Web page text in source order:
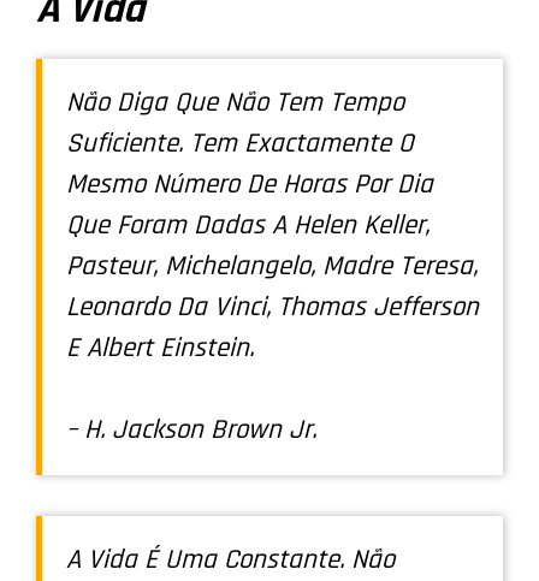
Não Diga Que Não Tem Tempo
Suficiente. Tem Exactamente O
Mesmo Número De Horas Por Dia
Que Foram Dadas A Helen Keller,
Pasteur, Michelangelo, Madre Teresa,
Leonardo Da Vinci, Thomas Jefferson
E Albert Einstein.
– H. Jackson Brown Jr.
A Vida É Uma Constante. Não